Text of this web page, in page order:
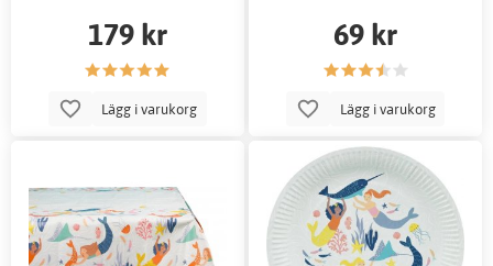
179 kr
Lägg i varukorg
69 kr
Lägg i varukorg